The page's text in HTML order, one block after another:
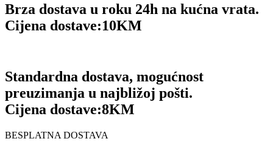
Brza dostava u roku 24h na kućna vrata.
Cijena dostave:10KM
Standardna dostava, mogućnost
preuzimanja u najbližoj pošti.
Cijena dostave:8KM
BESPLATNA DOSTAVA